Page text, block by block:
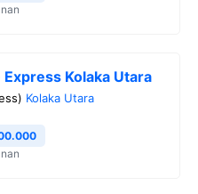
Kolaka Utara
Kolaka Utara